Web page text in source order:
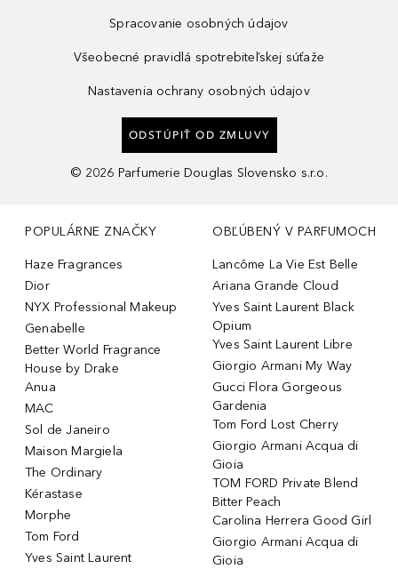
Spracovanie osobných údajov
Všeobecné pravidlá spotrebiteľskej súťaže
Nastavenia ochrany osobných údajov
ODSTÚPIŤ OD ZMLUVY
© 2026 Parfumerie Douglas Slovensko s.r.o.
POPULÁRNE ZNAČKY
Haze Fragrances
Dior
NYX Professional Makeup
Genabelle
Better World Fragrance
House by Drake
Anua
MAC
Sol de Janeiro
Maison Margiela
The Ordinary
Kérastase
Morphe
Tom Ford
Yves Saint Laurent
OBĽÚBENÝ V PARFUMOCH
Lancôme La Vie Est Belle
Ariana Grande Cloud
Yves Saint Laurent Black
Opium
Yves Saint Laurent Libre
Giorgio Armani My Way
Gucci Flora Gorgeous
Gardenia
Tom Ford Lost Cherry
Giorgio Armani Acqua di
Gioia
TOM FORD Private Blend
Bitter Peach
Carolina Herrera Good Girl
Giorgio Armani Acqua di
Gioia